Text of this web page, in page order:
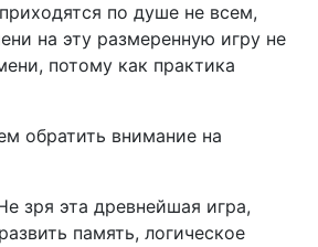
по душе не всем,
на эту размеренную игру не
потому как практика
обратить внимание на
зря эта древнейшая игра,
память, логическое